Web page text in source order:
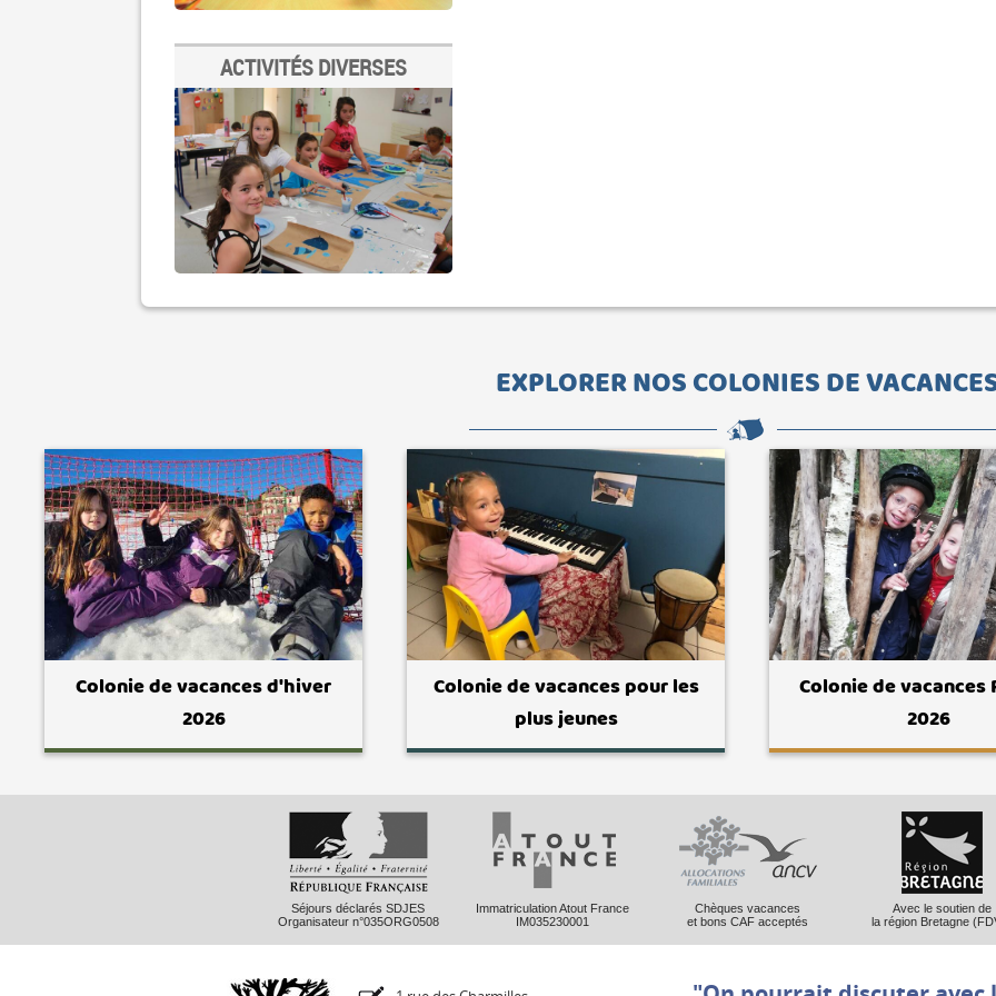
ACTIVITÉS DIVERSES
EXPLORER NOS COLONIES DE
Colonie de vacances d'hiver
2026
Colonie de vacances pour les
plus jeunes
Colonie de vacances
2026
Séjours déclarés SDJES
Organisateur n°035ORG0508
Immatriculation Atout France
IM035230001
Chèques vacances
et bons CAF acceptés
Avec le soutien de
la région Bretagne